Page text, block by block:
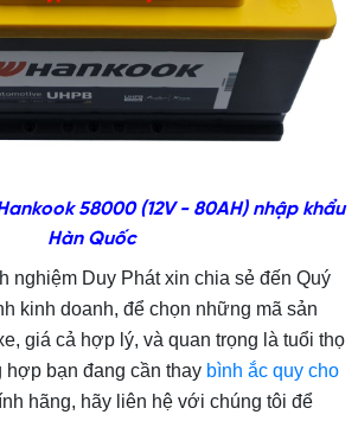
58000 (12V - 80AH) nhập khẩu
Hàn Quốc
nghiệm Duy Phát xin chia sẻ đến Quý
kinh doanh, để chọn những mã sản
giá cả hợp lý, và quan trọng là tuổi thọ
hợp bạn đang cần thay bình ắc quy cho
hãng, hãy liên hệ với chúng tôi để